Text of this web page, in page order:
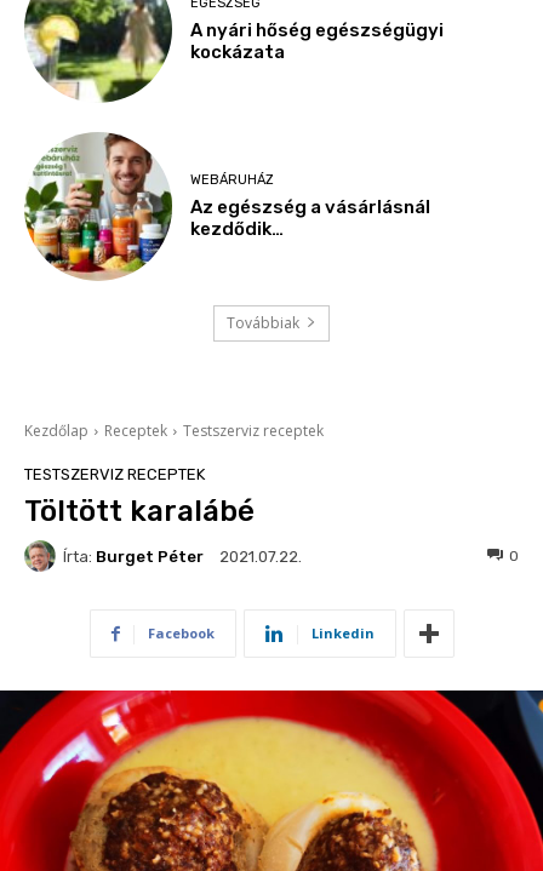
A nyári hőség egészségügyi
kockázata
WEBÁRUHÁZ
Az egészség a vásárlásnál
kezdődik…
Továbbiak